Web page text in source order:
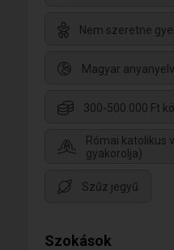
Nem szeretne
Magyar
300-500.000 Ft
Római katolikus
gyakorolja)
Szűz jegyű
Szokások